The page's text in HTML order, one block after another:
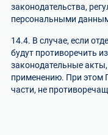
законодательства,
персональными
14.4. В случае, если
будут противоречить
законодательные
применению. При этом
части, не